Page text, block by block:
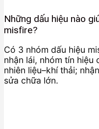
Những dấu hiệu nào
misfire?
Có 3 nhóm dấu hiệu
nhận lái, nhóm tín hiệu
nhiên liệu–khí thải;
sửa chữa lớn.